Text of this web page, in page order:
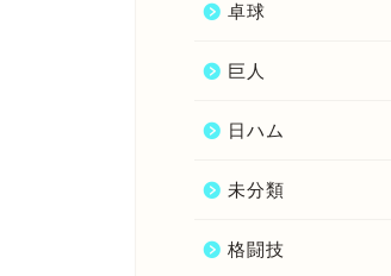
卓球
巨人
日ハム
未分類
格闘技